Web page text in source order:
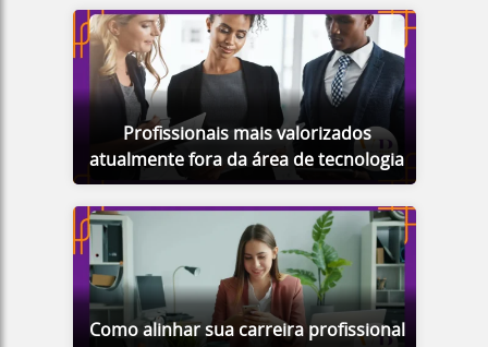
Profissionais mais valorizados
atualmente fora da área de tecnologia
Como alinhar sua carreira profissional